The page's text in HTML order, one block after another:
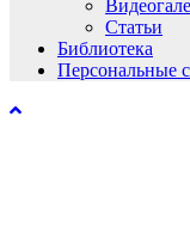
Статьи
Библиотека
Персональные